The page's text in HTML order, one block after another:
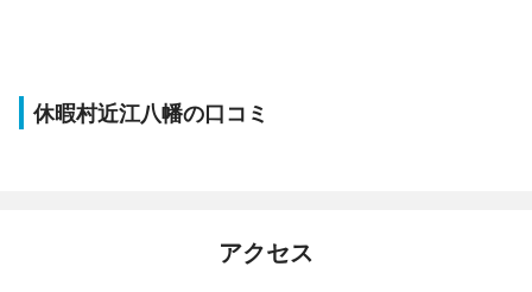
休暇村近江八幡の口コミ
アクセス